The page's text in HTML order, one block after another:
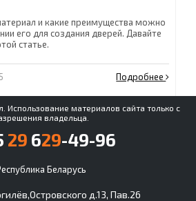
и какие преимущества можно
его для создания дверей. Давайте
статье.
Подробнее
материалов сайта только с
владельца.
29 629-49-96
Беларусь
д.13, Пав.26